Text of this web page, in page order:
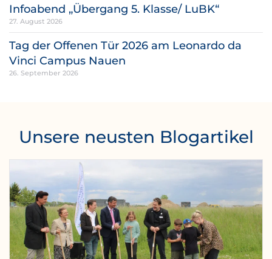
Infoabend „Übergang 5. Klasse/ LuBK“
27. August 2026
Tag der Offenen Tür 2026 am Leonardo da
Vinci Campus Nauen
26. September 2026
Unsere neusten Blogartikel